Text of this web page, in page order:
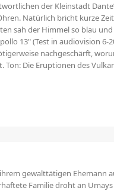
der Kleinstadt
Natürlich bricht kurze
sah der Himmel so blau
13" (Test in audiovision 6-
nachgeschärft,
Die Eruptionen des
gewalttätigen Ehemann
Familie droht an